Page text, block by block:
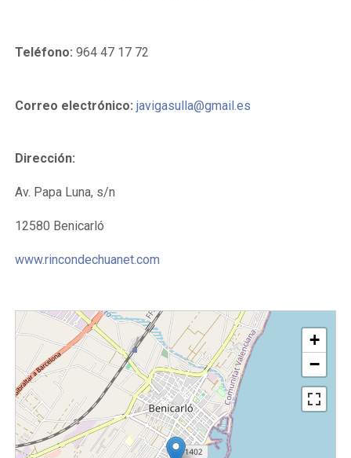
Teléfono:964 47 17 72
Correo electrónico:javigasulla@gmail.es
Dirección:
Av. Papa Luna, s/n
12580 Benicarló
www.rincondechuanet.com
+
−